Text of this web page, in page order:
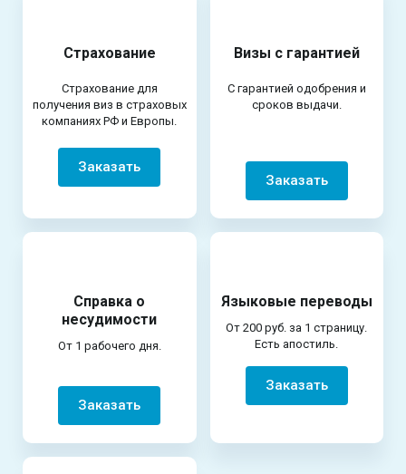
Страхование
Страхование для
получения виз в страховых
компаниях РФ и Европы.
Заказать
Визы с гарантией
С гарантией одобрения и
сроков выдачи.
Заказать
Справка о
несудимости
От 1 рабочего дня.
Заказать
Языковые переводы
От 200 руб. за 1 страницу.
Есть апостиль.
Заказать